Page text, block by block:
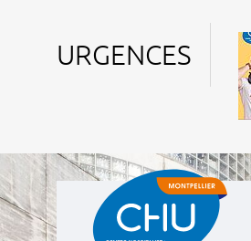
URGENCES